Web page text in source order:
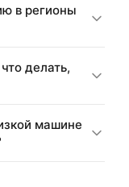
в регионы
делать,
машине